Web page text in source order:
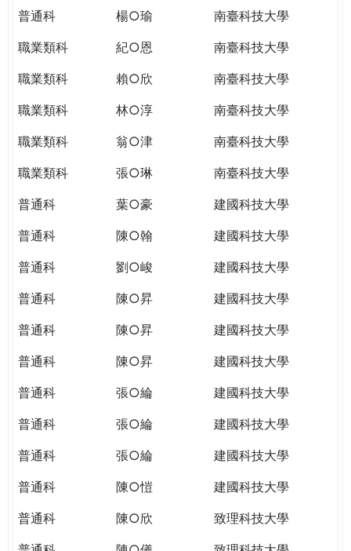
普通科
楊○瑜
南臺科技大學
職業類科
紀○恩
南臺科技大學
職業類科
賴○欣
南臺科技大學
職業類科
林○淳
南臺科技大學
職業類科
翁○津
南臺科技大學
職業類科
張○琳
南臺科技大學
普通科
葉○豪
建國科技大學
普通科
陳○翰
建國科技大學
普通科
劉○峻
建國科技大學
普通科
陳○昇
建國科技大學
普通科
陳○昇
建國科技大學
普通科
陳○昇
建國科技大學
普通科
張○綸
建國科技大學
普通科
張○綸
建國科技大學
普通科
張○綸
建國科技大學
普通科
陳○愷
建國科技大學
普通科
陳○欣
致理科技大學